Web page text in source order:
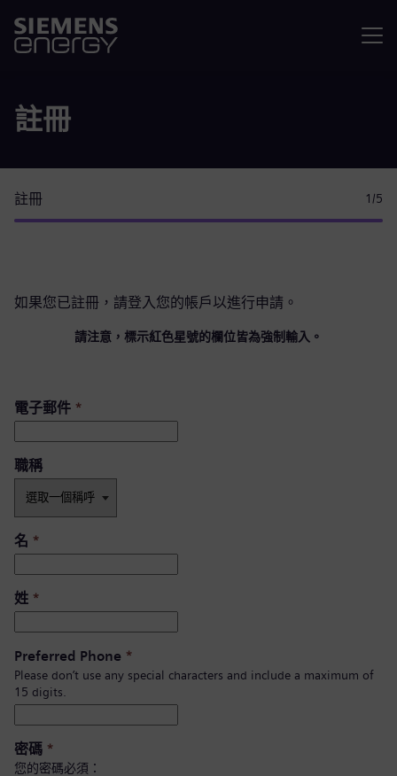
註冊
註冊 1 /5
如果您已註冊，請登入您的帳戶以進行申請。
請注意，標示紅色星號的欄位皆為強制輸入。
電子郵件 *
職稱
名 *
姓 *
Preferred Phone *
Please don’t use any special characters and include a maximum of
15 digits.
密碼 *
您的密碼必須：